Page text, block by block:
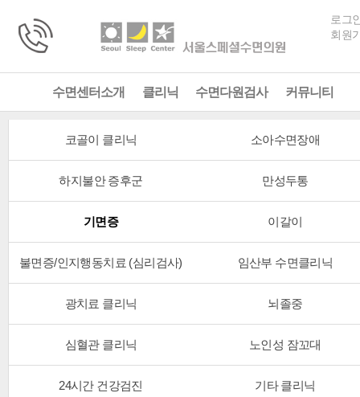
로그
회원
수면센터소개 클리닉 수면다원검사 커뮤니티
코골이 클리닉 소아수면장애
하지불안 증후군 만성두통
기면증 이갈이
불면증/인지행동치료 (심리검사) 임산부 수면클리닉
광치료 클리닉 뇌졸중
심혈관 클리닉 노인성 잠꼬대
24시간 건강검진 기타 클리닉